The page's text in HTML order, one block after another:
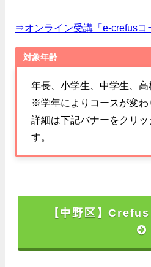
⇒オンライン受講「e-crefusコ
対象年齢
年長、小学生、中学生、高
※学年によりコースが変わ
詳細は下記バナーをクリッ
す。
【中野区】